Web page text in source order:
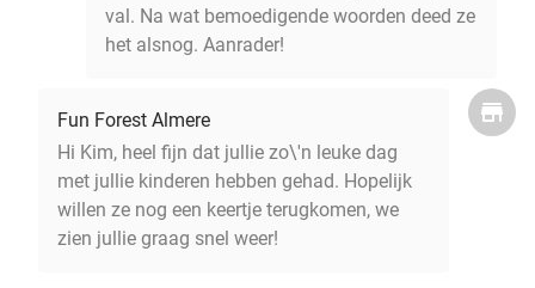
val. Na wat bemoedigende woorden deed ze
het alsnog. Aanrader!
Fun Forest Almere
Hi Kim, heel fijn dat jullie zo\'n leuke dag
met jullie kinderen hebben gehad. Hopelijk
willen ze nog een keertje terugkomen, we
zien jullie graag snel weer!